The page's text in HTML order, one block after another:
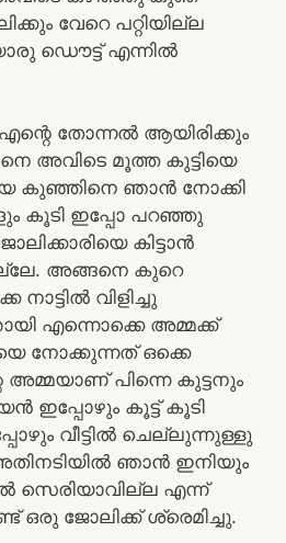
വേറെ പറ്റിയില്ല
ഡൌട്ട് എന്നിൽ
തോന്നൽ ആയിരിക്കും
അവിടെ മൂത്ത കുട്ടിയെ
കുഞ്ഞിനെ ഞാൻ നോക്കി
കൂടി ഇപ്പോ പറഞ്ഞു
കിട്ടാൻ
അങ്ങനെ കുറെ
വിളിച്ചു
എന്നൊക്കെ അമ്മക്ക്
നോക്കുന്നത് ഒക്കെ
അമ്മയാണ് പിന്നെ കുട്ടനും
ഇപ്പോഴും കൂട്ട് കൂടി
വീട്ടിൽ ചെല്ലുന്നുള്ളു
ഞാൻ ഇനിയും
സെരിയാവില്ല എന്ന്
ഒരു ജോലിക്ക് ശ്രെമിച്ചു.